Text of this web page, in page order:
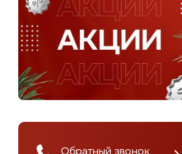
Обратный звонок